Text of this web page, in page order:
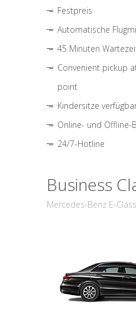
Festpreis
Automatische
45 Minuten
Convenient pickup
point
Kindersitze
Online- und Offline-
24/7-Hotline
Business
Mercedes-Benz E-